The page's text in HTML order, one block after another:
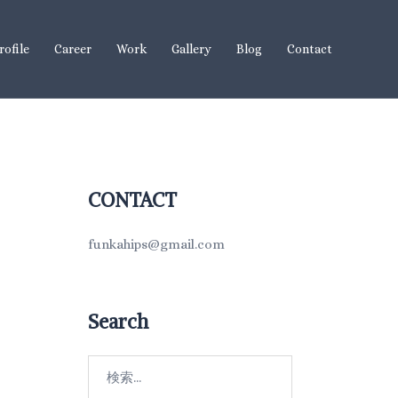
Career Work Gallery Blog Contact
CONTACT
funkahips@gmail.com
Search